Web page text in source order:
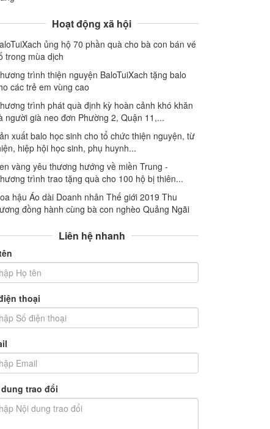
Hoạt động xã hội
ủng hộ 70 phần quà cho bà con bán vé
trong mùa dịch
trình thiện nguyện BaloTuiXach tặng balo
các trẻ em vùng cao
trình phát quà định kỳ hoàn cảnh khó khăn
người già neo đơn Phường 2, Quận 11,...
xuất balo học sinh cho tổ chức thiện nguyện, từ
hiệp hội học sinh, phụ huynh...
vàng yêu thương hướng về miền Trung -
trình trao tặng quà cho 100 hộ bị thiên...
hậu Áo dài Doanh nhân Thế giới 2019 Thu
đồng hành cùng bà con nghèo Quảng Ngãi
Liên hệ nhanh
thoại
trao đổi